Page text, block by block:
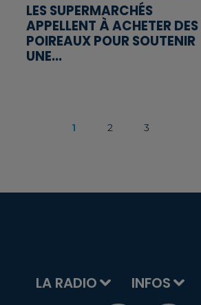
LES SUPERMARCHÉS
APPELLENT À ACHETER DES
POIREAUX POUR SOUTENIR
UNE...
1 2 3
LA RADIO INFOS